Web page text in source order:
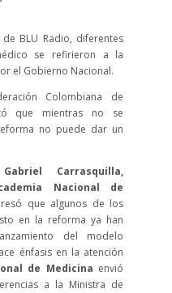
BLU Radio, diferentes
se refirieron a la
el Gobierno Nacional.
Colombiana de
que mientras no se
no puede dar un
Carrasquilla,
Nacional de
que algunos de los
en la reforma ya han
del modelo
énfasis en la atención
de Medicina envió
a la Ministra de